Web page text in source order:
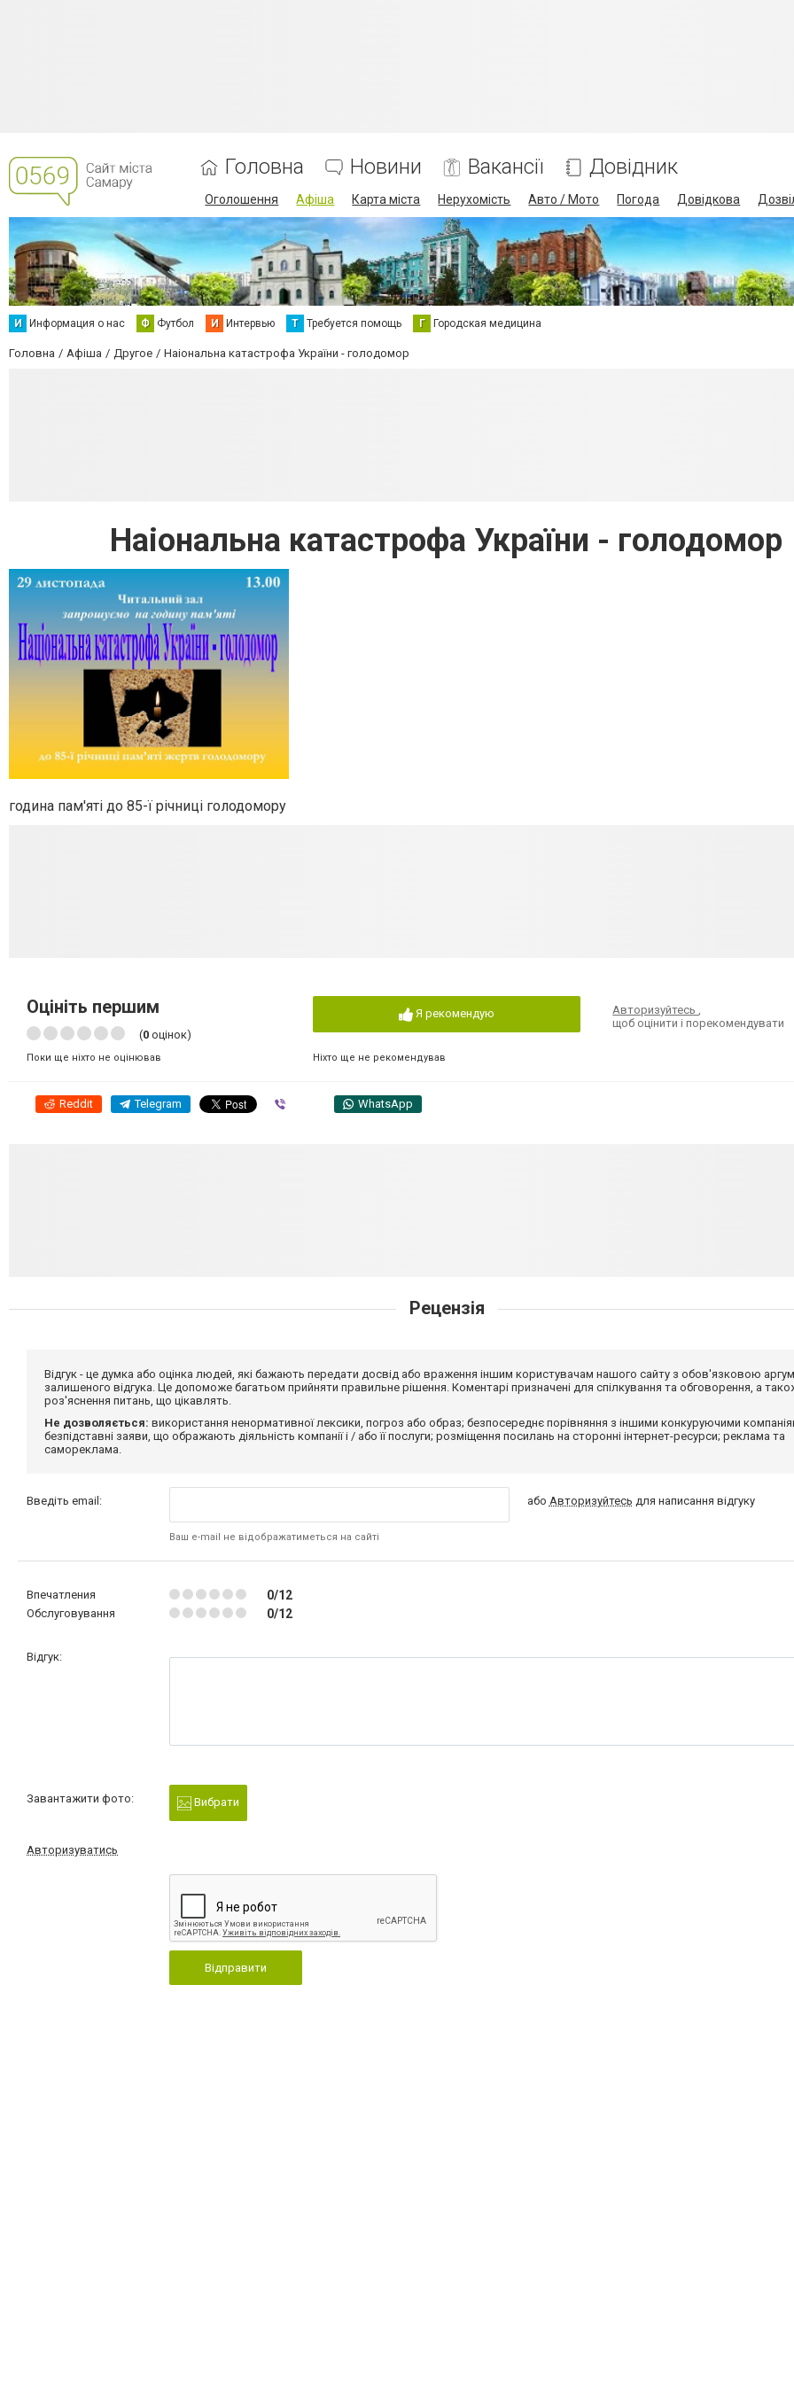
Головна Новини Вакансії Довідник
Оголошення Афіша Карта міста Нерухомість Авто / Мото Погода Довідкова
И Информация о нас Ф Футбол И Интервью Т Требуется помощь Г Городская медицина
Головна Афіша Другое Наіональна катастрофа України - голодомор
Наіональна катастрофа України - голодомор
година пам'яті до 85-ї річниці голодомору
Оцініть першим
(0 оцінок)
Поки ще ніхто не оцінював
Я рекомендую
Ніхто ще не рекомендував
Авторизуйтесь
щоб оцінити і порекомендувати
Reddit Telegram WhatsApp
Рецензія
Відгук - це думка або оцінка людей, які бажають передати досвід або враження іншим користувачам нашого сайту з обов'язковою
залишеного відгука. Це допоможе багатьом прийняти правильне рішення. Коментарі призначені для спілкування та обговорення, а
роз'яснення питань, що цікавлять.
Не дозволяється: використання ненормативної лексики, погроз або образ; безпосереднє порівняння з іншими конкуруючими
безпідставні заяви, що ображають діяльність компанії і / або її послуги; розміщення посилань на сторонні інтернет-ресурси; реклама та
самореклама.
Введіть email:
Ваш e-mail не відображатиметься на сайті
або Авторизуйтесь для написання відгуку
Впечатления 0/12
Обслуговування 0/12
Відгук:
Завантажити фото: Вибрати
Авторизуватись
Відправити